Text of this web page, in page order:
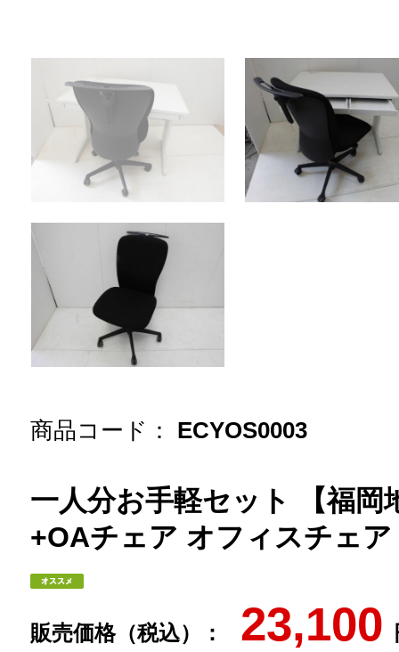
商品コード： ECYOS0003
一人分お手軽セット 【福岡
+OAチェア オフィスチェア
販売価格（税込）： 23,100